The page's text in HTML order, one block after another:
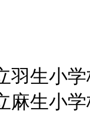
生小学
生小学